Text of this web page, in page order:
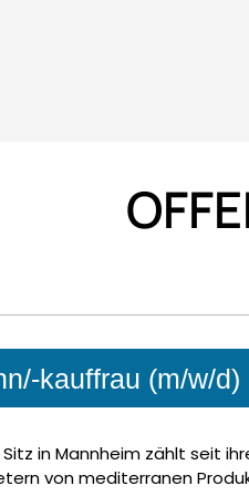
kauffrau (m/w/d)
in Mannheim zählt seit
von mediterranen